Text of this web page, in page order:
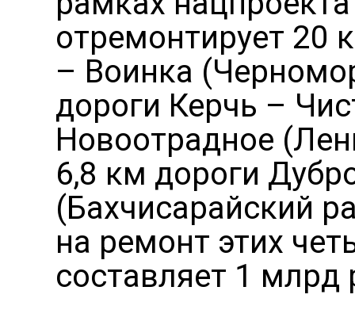
отремонтирует 20
– Воинка
дороги Керчь –
Новоотрадное
6,8 км дороги
(Бахчисарайский
на ремонт этих
составляет 1 млрд